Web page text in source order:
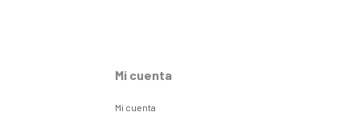
Mi cuenta
Mi cuenta